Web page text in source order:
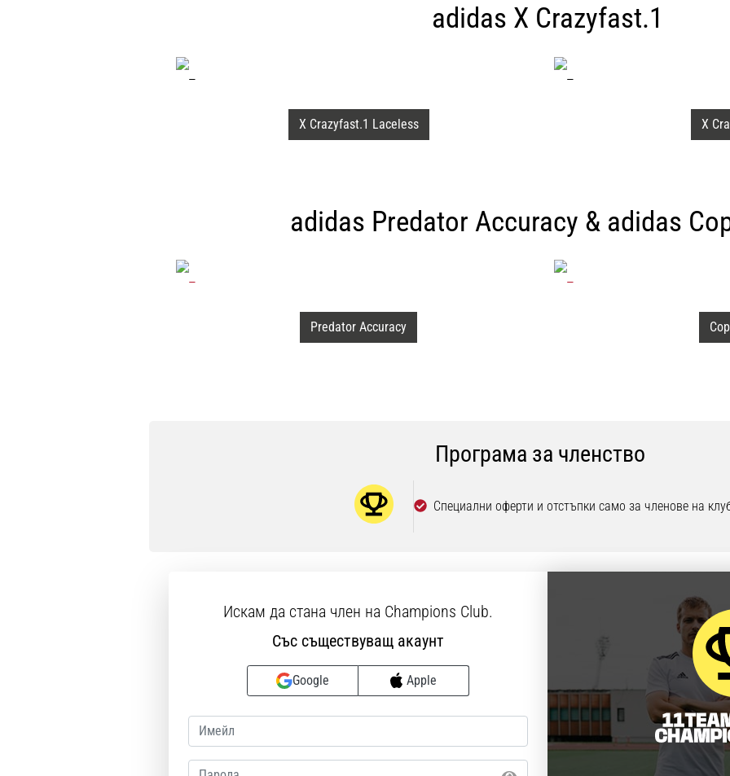
adidas X Crazyfast.1
X Crazyfast.1 Laceless X
adidas Predator Accuracy & adidas
Predator Accuracy
Програма за членство
Специални оферти и отстъпки само за членове на
Искам да стана член на Champions Club.
Със съществуващ акаунт
Google Apple
Парола